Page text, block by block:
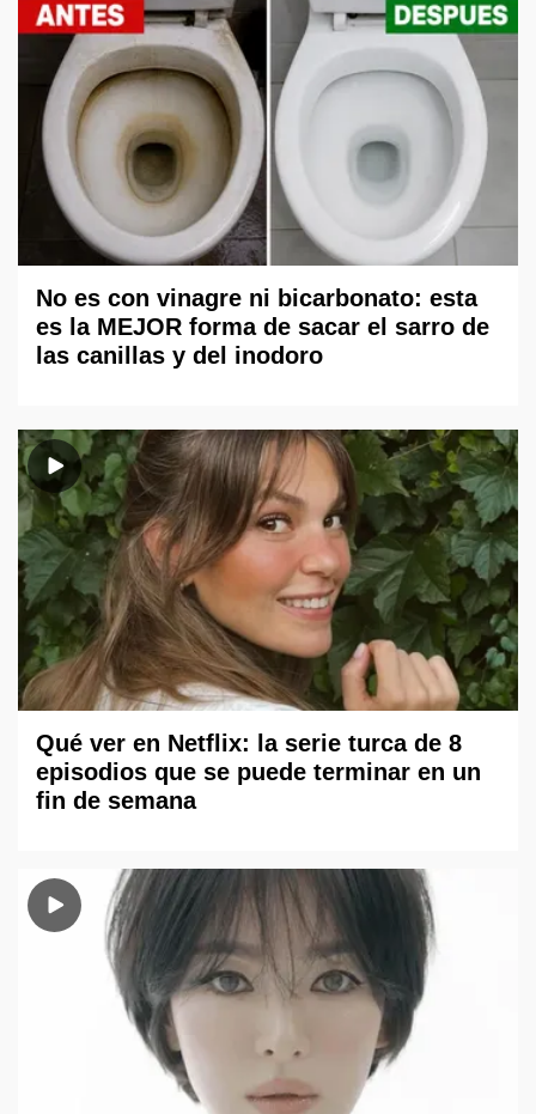
No es con vinagre ni bicarbonato: esta
es la MEJOR forma de sacar el sarro de
las canillas y del inodoro
Qué ver en Netflix: la serie turca de 8
episodios que se puede terminar en un
fin de semana